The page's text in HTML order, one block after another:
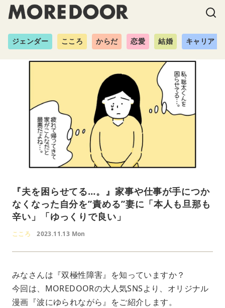
ジェンダー こころ からだ 恋愛 結婚 キャリア
『夫を困らせてる…。』家事や仕事が手につか
なくなった自分を”責める”妻に「本人も旦那も
辛い」「ゆっくりで良い」
こころ 2023.11.13 Mon
みなさんは『双極性障害』を知っていますか？
今回は、MOREDOORの大人気SNSより、オリジナル
漫画『波にゆられながら』をご紹介します。